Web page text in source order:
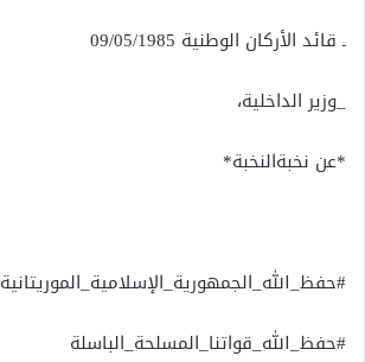
ـ قائد الأركان الوطنية 09/05/1985
_وزير الداخلية،
*عن نخبةالنخبة*
#حفظ_الله_الجمهورية_الإسلامية_الموريتانية
#حفظ_الله_قواتنا_المسلحة_الباسلة